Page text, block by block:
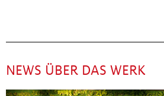
NEWS ÜBER DAS WERK